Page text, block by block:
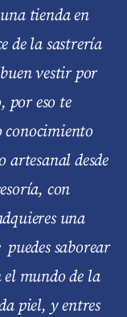
tienda en
de la sastrería
vestir por
por eso te
conocimiento
artesanal desde
con
una
saborear
el mundo de la
piel, y entres